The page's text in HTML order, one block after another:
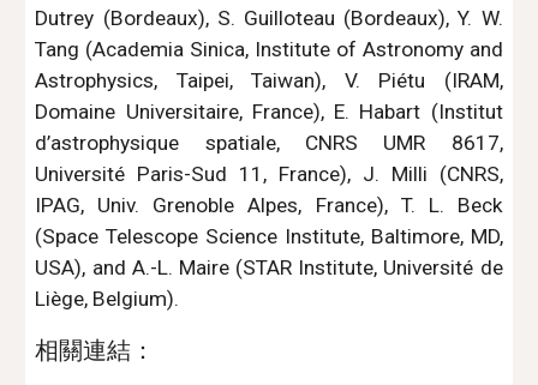
Dutrey (Bordeaux), S. Guilloteau (Bordeaux), Y. W.
Tang (Academia Sinica, Institute of Astronomy and
Astrophysics, Taipei, Taiwan), V. Piétu (IRAM,
Domaine Universitaire, France), E. Habart (Institut
d’astrophysique spatiale, CNRS UMR 8617,
Université Paris-Sud 11, France), J. Milli (CNRS,
IPAG, Univ. Grenoble Alpes, France), T. L. Beck
(Space Telescope Science Institute, Baltimore, MD,
USA), and A.-L. Maire (STAR Institute, Université de
Liège, Belgium).
相關連結：